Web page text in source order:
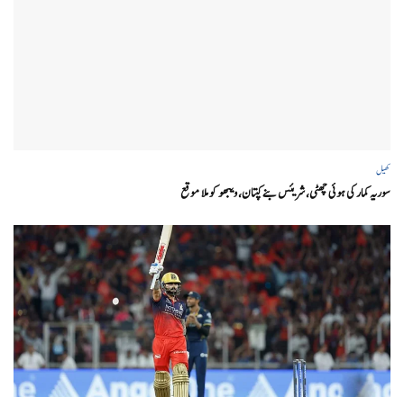
کھیل
سوریہ کمار کی ہوئی چھٹی، شریئس بنے کپتان، ویبھو کو ملا موقع